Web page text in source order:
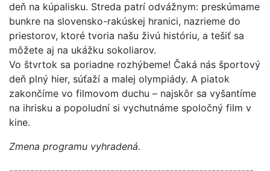
deň na kúpalisku. Streda patrí odvážnym: preskúmame
bunkre na slovensko-rakúskej hranici, nazrieme do
priestorov, ktoré tvoria našu živú históriu, a tešiť sa
môžete aj na ukážku sokoliarov.
Vo štvrtok sa poriadne rozhýbeme! Čaká nás športový
deň plný hier, súťaží a malej olympiády. A piatok
zakončíme vo filmovom duchu – najskôr sa vyšantíme
na ihrisku a popoludní si vychutnáme spoločný film v
kine.
Zmena programu vyhradená.